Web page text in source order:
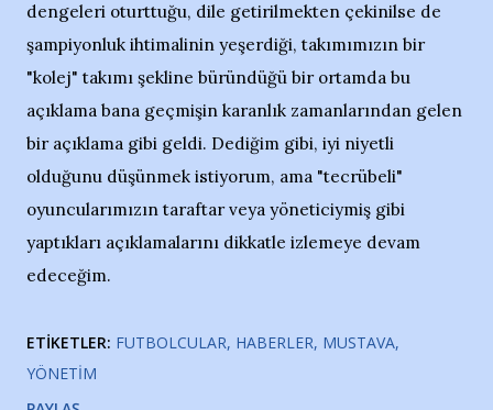
dengeleri oturttuğu, dile getirilmekten çekinilse de
şampiyonluk ihtimalinin yeşerdiği, takımımızın bir
"kolej" takımı şekline büründüğü bir ortamda bu
açıklama bana geçmişin karanlık zamanlarından gelen
bir açıklama gibi geldi. Dediğim gibi, iyi niyetli
olduğunu düşünmek istiyorum, ama "tecrübeli"
oyuncularımızın taraftar veya yöneticiymiş gibi
yaptıkları açıklamalarını dikkatle izlemeye devam
edeceğim.
ETIKETLER: FUTBOLCULAR HABERLER MUSTAVA
YÖNETIM